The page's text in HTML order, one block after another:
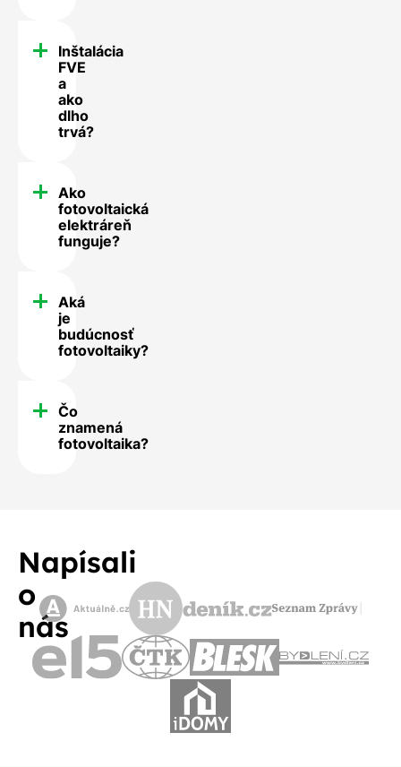
Inštalácia
FVE
a
ako
dlho
trvá?
Ako
fotovoltaická
elektráreň
funguje?
Aká
je
budúcnosť
fotovoltaiky?
Čo
znamená
fotovoltaika?
Napísali
o
nás